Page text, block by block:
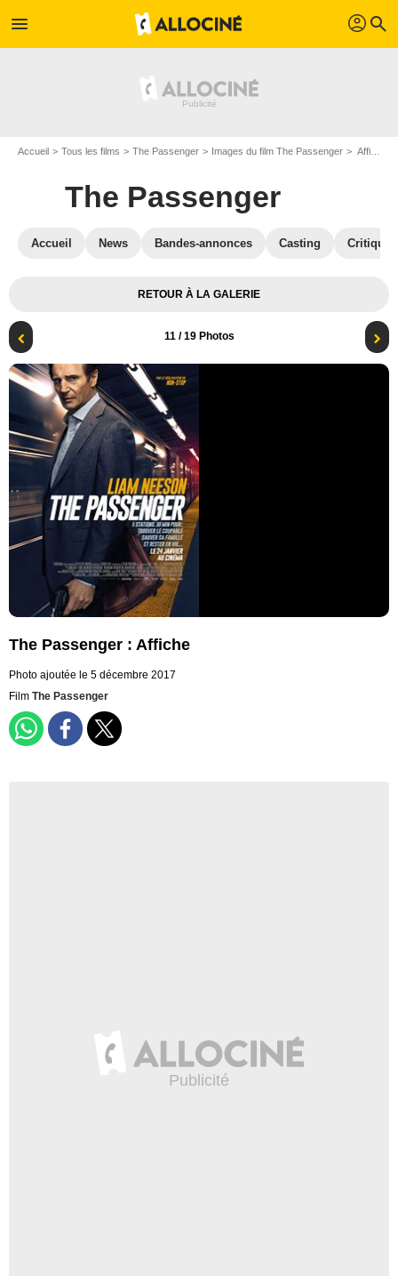
menu profil search
Accueil Tous les films The Passenger Images du film The Passenger Affiche du film The Passenger - Photo 11
The Passenger
Accueil News Bandes-annonces Casting
RETOUR À LA GALERIE
11/ 19 Photos
The Passenger : Affiche
Photo ajoutée le 5 décembre 2017
Film The Passenger